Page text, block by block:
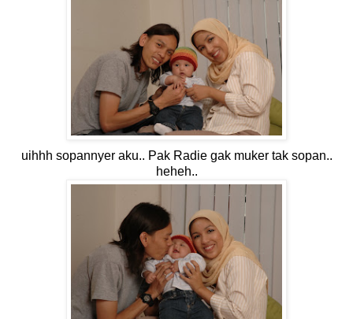
uihhh sopannyer aku.. Pak Radie gak muker tak sopan..
heheh..